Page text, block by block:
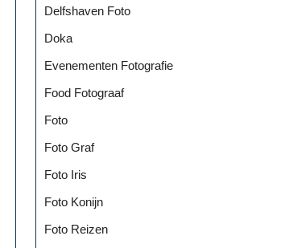
Delfshaven Foto
Doka
Evenementen Fotografie
Food Fotograaf
Foto
Foto Graf
Foto Iris
Foto Konijn
Foto Reizen